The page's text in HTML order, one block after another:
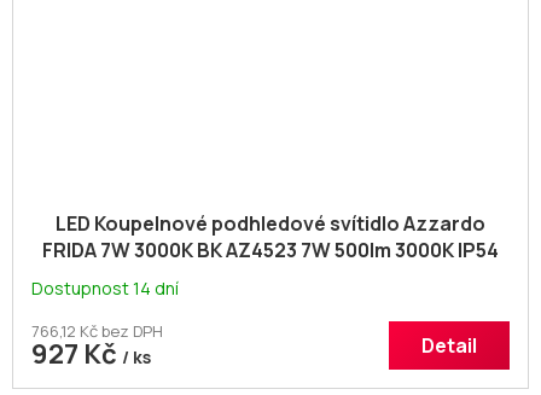
LED Koupelnové podhledové svítidlo Azzardo
FRIDA 7W 3000K BK AZ4523 7W 500lm 3000K IP54
Dostupnost 14 dní
766,12 Kč bez DPH
927 Kč / ks Detail